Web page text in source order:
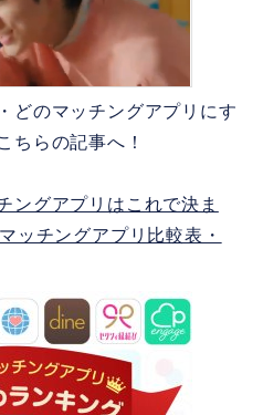
どのマッチングアプリにす
ちらの記事へ！
ングアプリはこれで決ま
ッチングアプリ比較表・